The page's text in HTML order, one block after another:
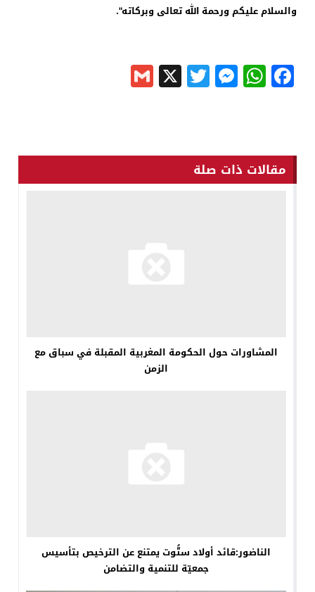
والسلام عليكم ورحمة الله تعالى وبركاته".
Facebook
WhatsApp
Messenger
Twitter
X
مقالات ذات صلة
المشاورات حول الحكومة المغربية المقبلة في سباق مع
الزمن
الناضور:قائد أولاد ستُّوت يمتنع عن الترخيص بتأسيس
جمعيّة للتنمية والتضامن